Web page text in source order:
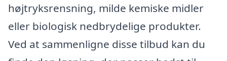
højtryksrensning, milde kemiske midler
eller biologisk nedbrydelige produkter.
Ved at sammenligne disse tilbud kan du